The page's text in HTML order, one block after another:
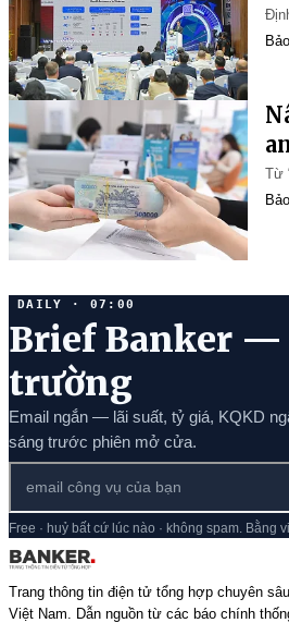
Từ
DAILY · 07:00
Brief Banker
trường
Email ngắn — lãi suất, tỷ giá, KQKD
sáng trước phiên mở cửa.
Free · huỷ bất cứ lúc nào · không spam. Bằng
Trang thông tin điện tử tổng hợp chuyên
Việt Nam. Dẫn nguồn từ các báo chính